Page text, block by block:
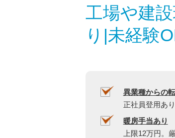
工場や建
り|未経験
異業種からの
正社員登用あ
暖房手当あり
上限12万円。